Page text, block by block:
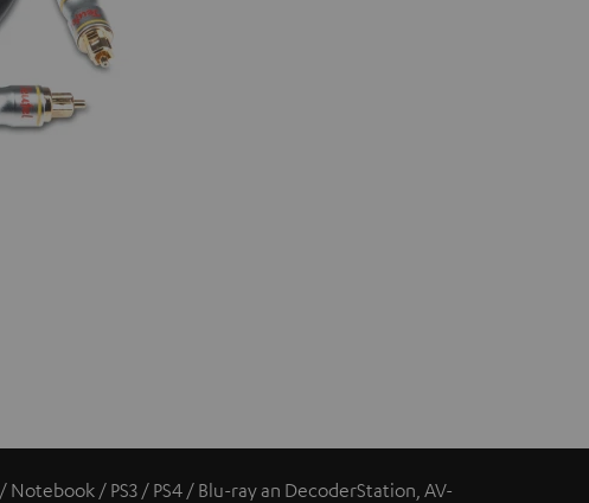
/ PS3 / PS4 / Blu-ray an DecoderStation, AV-